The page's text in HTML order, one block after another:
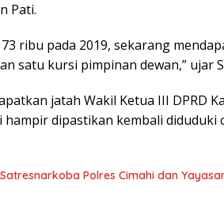
Pati.
73 ribu pada 2019, sekarang
satu kursi pimpinan dewan,” ujar
jatah Wakil Ketua III DPRD
hampir dipastikan kembali diduduki
Polres Cimahi dan